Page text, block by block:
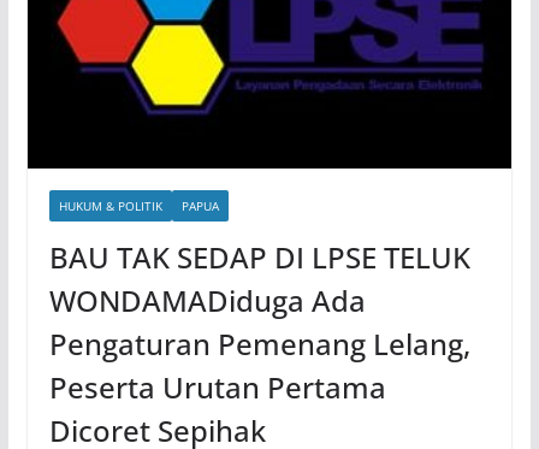
HUKUM & POLITIK PAPUA
BAU TAK SEDAP DI LPSE TELUK
WONDAMADiduga Ada
Pengaturan Pemenang Lelang,
Peserta Urutan Pertama
Dicoret Sepihak